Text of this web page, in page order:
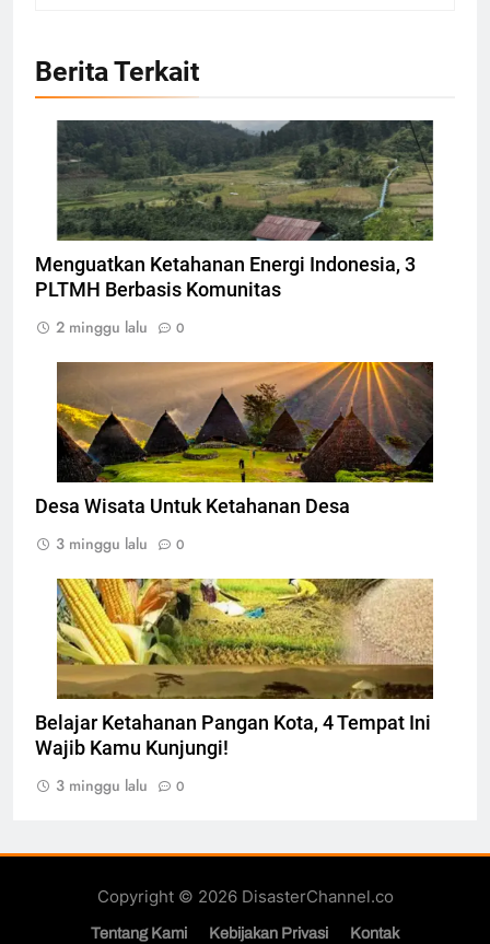
Berita Terkait
Ilustrasi Pembangkit Listrik Tenaga Mikrohidro,
Foto: Dok. irid.or.id
Menguatkan Ketahanan Energi Indonesia, 3
PLTMH Berbasis Komunitas
2 minggu lalu
0
Desa Waerebo Flores, Foto: Dok. mawatu.co.id
Desa Wisata Untuk Ketahanan Desa
3 minggu lalu
0
Ilustarsi Ketahanan pangan, Foto: Dok.
indonesiana.id
Belajar Ketahanan Pangan Kota, 4 Tempat Ini
Wajib Kamu Kunjungi!
3 minggu lalu
0
Copyright © 2026 DisasterChannel.co
Tentang Kami Kebijakan Privasi Kontak